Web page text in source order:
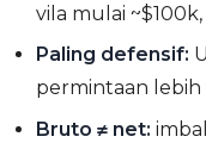
vila mulai ~$100k,
Paling defensif:
permintaan lebih
Bruto ≠ net: